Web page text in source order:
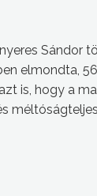
Sándor
elmondta,
is, hogy a